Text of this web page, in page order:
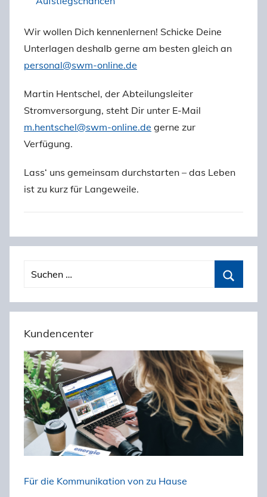
Wir wollen Dich kennenlernen! Schicke Deine
Unterlagen deshalb gerne am besten gleich an
personal@swm-online.de
Martin Hentschel, der Abteilungsleiter
Stromversorgung, steht Dir unter E-Mail
m.hentschel@swm-online.de gerne zur
Verfügung.
Lass‘ uns gemeinsam durchstarten – das Leben
ist zu kurz für Langeweile.
Beitragsnavigation
c
e
n
n
a
c
h
u
e
n
Kundencenter
Für die Kommunikation von zu Hause